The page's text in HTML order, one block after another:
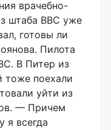
врачебно-
штаба ВВС уже
готовы ли
Пилота
В Питер из
тоже поехали
уйти из
— Причем
я всегда